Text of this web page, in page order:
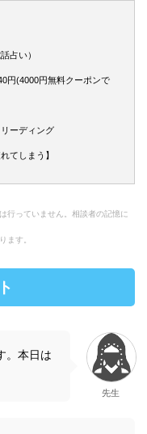
占い）
円(4000円無料クーポンで
ーディング
てしまう】
行っていません。相談者の記憶に
ます。
。本日は
先生